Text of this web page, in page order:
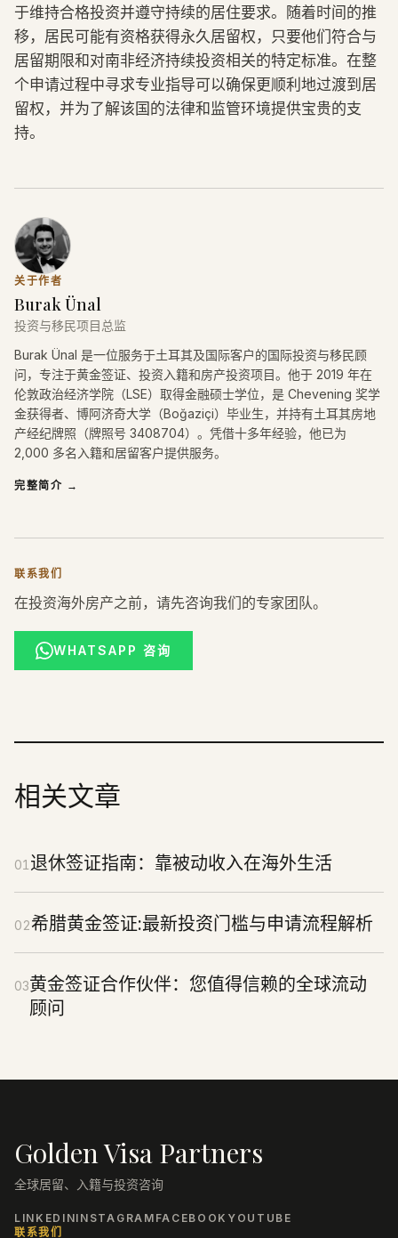
于维持合格投资并遵守持续的居住要求。随着时间的推
移，居民可能有资格获得永久居留权，只要他们符合与
居留期限和对南非经济持续投资相关的特定标准。在整
个申请过程中寻求专业指导可以确保更顺利地过渡到居
留权，并为了解该国的法律和监管环境提供宝贵的支
持。
关于作者
Burak Ünal
投资与移民项目总监
Burak Ünal 是一位服务于土耳其及国际客户的国际投资与移民顾
问，专注于黄金签证、投资入籍和房产投资项目。他于 2019 年在
伦敦政治经济学院（LSE）取得金融硕士学位，是 Chevening 奖学
金获得者、博阿济奇大学（Boğaziçi）毕业生，并持有土耳其房地
产经纪牌照（牌照号 3408704）。凭借十多年经验，他已为
2,000 多名入籍和居留客户提供服务。
完整简介 →
联系我们
在投资海外房产之前，请先咨询我们的专家团队。
WHATSAPP 咨询
相关文章
01 退休签证指南：靠被动收入在海外生活
02希腊黄金签证:最新投资门槛与申请流程解析
03黄金签证合作伙伴：您值得信赖的全球流动
顾问
Golden Visa Partners
全球居留、入籍与投资咨询
LINKEDININSTAGRAM FACEBOOK YOUTUBE
联系我们